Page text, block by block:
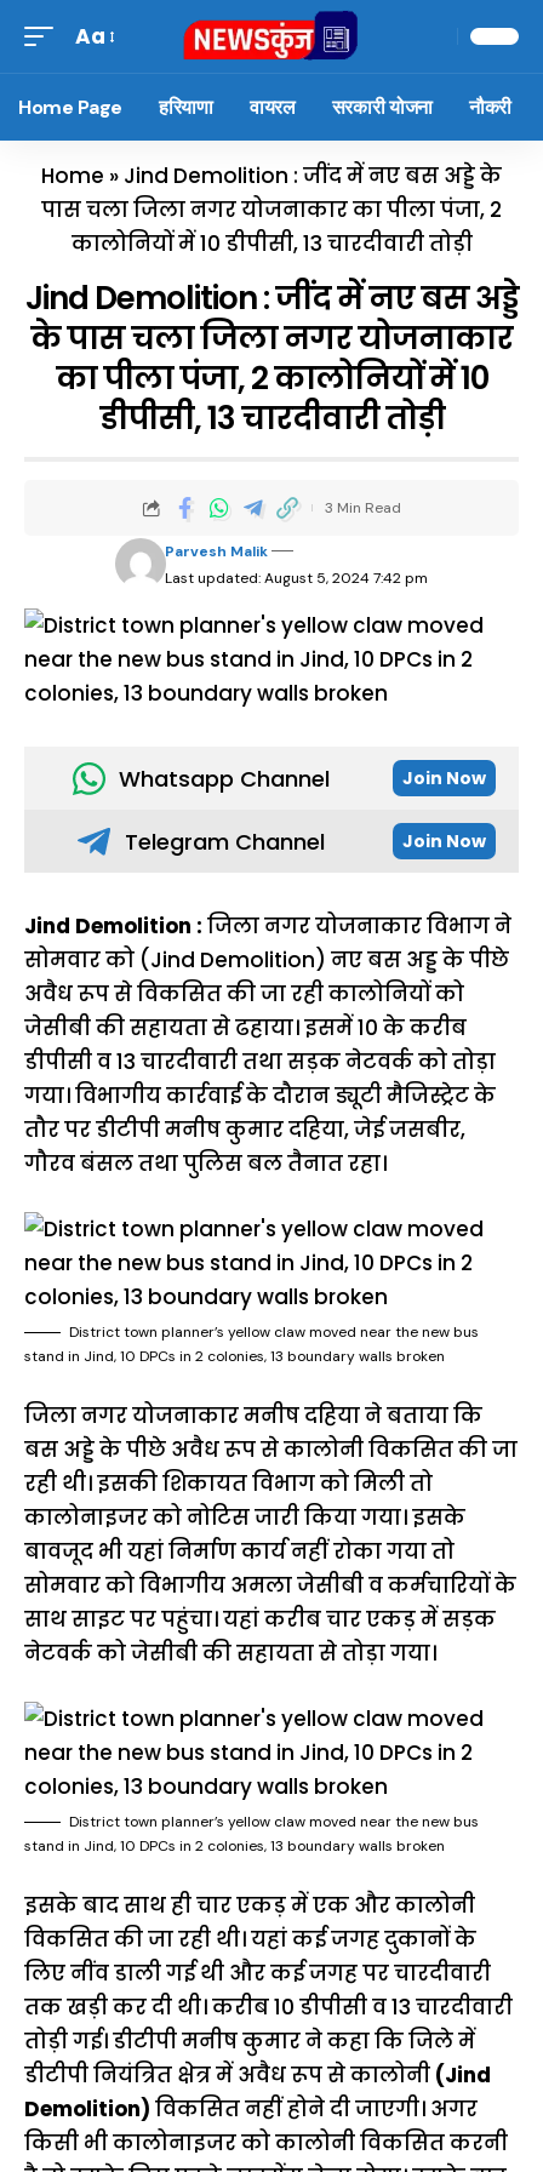
Aa
Home Page हरियाणा वायरल सरकारी योजना नौकरी
Home » Jind Demolition : जींद में नए बस अड्डे के
पास चला जिला नगर योजनाकार का पीला पंजा, 2
कालोनियों में 10 डीपीसी, 13 चारदीवारी तोड़ी
Jind Demolition : जींद में नए बस अड्डे
के पास चला जिला नगर योजनाकार
का पीला पंजा, 2 कालोनियों में 10
डीपीसी, 13 चारदीवारी तोड़ी
Last updated: August 5, 2024 7:42 pm
Parvesh Malik
3 Min Read
Whatsapp Channel Join Now
Telegram Channel Join Now
Jind Demolition : जिला नगर योजनाकार विभाग ने
सोमवार को (Jind Demolition) नए बस अड्ड के पीछे
अवैध रूप से विकसित की जा रही कालोनियों को
जेसीबी की सहायता से ढहाया। इसमें 10 के करीब
डीपीसी व 13 चारदीवारी तथा सड़क नेटवर्क को तोड़ा
गया। विभागीय कार्रवाई के दौरान ड्यूटी मैजिस्ट्रेट के
तौर पर डीटीपी मनीष कुमार दहिया, जेई जसबीर,
गौरव बंसल तथा पुलिस बल तैनात रहा।
District town planner’s yellow claw moved near the new bus
stand in Jind, 10 DPCs in 2 colonies, 13 boundary walls broken
जिला नगर योजनाकार मनीष दहिया ने बताया कि
बस अड्डे के पीछे अवैध रूप से कालोनी विकसित की जा
रही थी। इसकी शिकायत विभाग को मिली तो
कालोनाइजर को नोटिस जारी किया गया। इसके
बावजूद भी यहां निर्माण कार्य नहीं रोका गया तो
सोमवार को विभागीय अमला जेसीबी व कर्मचारियों के
साथ साइट पर पहुंचा। यहां करीब चार एकड़ में सड़क
नेटवर्क को जेसीबी की सहायता से तोड़ा गया।
District town planner’s yellow claw moved near the new bus
stand in Jind, 10 DPCs in 2 colonies, 13 boundary walls broken
इसके बाद साथ ही चार एकड़ में एक और कालोनी
विकसित की जा रही थी। यहां कई जगह दुकानों के
लिए नींव डाली गई थी और कई जगह पर चारदीवारी
तक खड़ी कर दी थी। करीब 10 डीपीसी व 13 चारदीवारी
तोड़ी गई। डीटीपी मनीष कुमार ने कहा कि जिले में
डीटीपी नियंत्रित क्षेत्र में अवैध रूप से कालोनी (Jind
Demolition) विकसित नहीं होने दी जाएगी। अगर
किसी भी कालोनाइजर को कालोनी विकसित करनी